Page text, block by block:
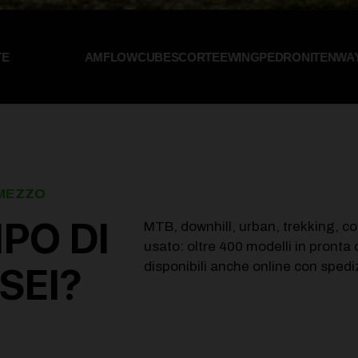
CUBESCORTEEWINGPEDRONITENWAYSTHOK
DI
SEI?
MTB, downhill, urban, trekking,
usato: oltre 400 modelli in pronta
disponibili anche online con